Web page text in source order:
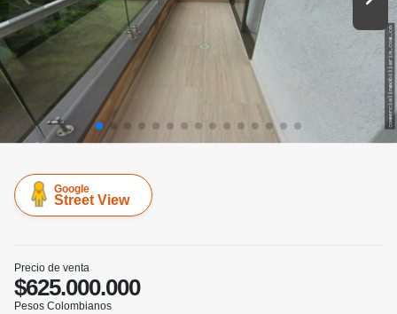
Google
Street View
Precio de venta
$625.000.000
Pesos Colombianos